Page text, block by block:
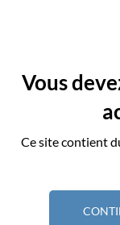
Vous
Ce site contient